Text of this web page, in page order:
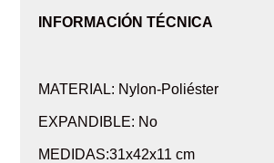
INFORMACIÓN TÉCNICA
MATERIAL: Nylon-Poliéster
EXPANDIBLE: No
MEDIDAS:31x42x11 cm